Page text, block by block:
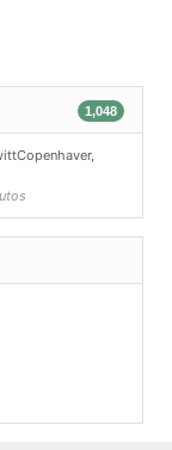
1,048
,